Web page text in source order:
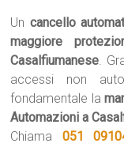
Un cancello
maggiore
Casalfiumanese.
accessi non
fondamentale la
Automazioni a
Chiama 051